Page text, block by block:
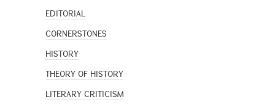
EDITORIAL
CORNERSTONES
HISTORY
THEORY OF HISTORY
LITERARY CRITICISM